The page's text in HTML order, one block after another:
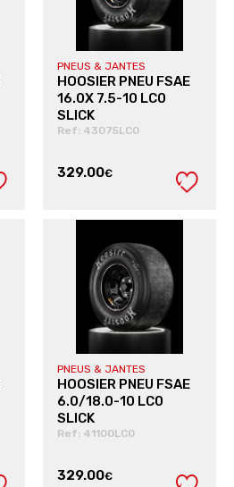
PNEUS & JANTES
HOOSIER PNEU FSAE
16.0X 7.5-10 LC0
SLICK
Ref: 43075LC0
329.00€
PNEUS & JANTES
HOOSIER PNEU FSAE
6.0/18.0-10 LC0
SLICK
Ref: 41100LC0
329.00€